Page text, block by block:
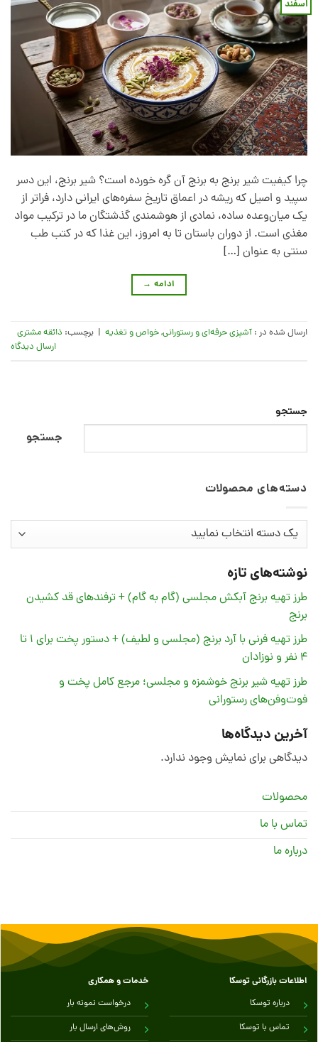
اسفند
چرا کیفیت شیر برنج به برنج آن گره خورده است؟ شیر برنج، این دسر
سپید و اصیل که ریشه در اعماق تاریخ سفره‌های ایرانی دارد، فراتر از
یک میان‌وعده ساده، نمادی از هوشمندی گذشتگان ما در ترکیب مواد
مغذی است. از دوران باستان تا به امروز، این غذا که در کتب طب
سنتی به عنوان […]
ادامه →
ارسال شده در : آشپزی حرفه‌ای و رستورانی,خواص و تغذیه | برچسب: ذائقه مشتری
ارسال دیدگاه
جستجو
جستجو
دسته‌های محصولات
نوشته‌های تازه
طرز تهیه برنج آبکش مجلسی (گام به گام) + ترفندهای قد کشیدن
برنج
طرز تهیه فرنی با آرد برنج (مجلسی و لطیف) + دستور پخت برای ۱ تا
۴ نفر و نوزادان
طرز تهیه شیر برنج خوشمزه و مجلسی؛ مرجع کامل پخت و
فوت‌وفن‌های رستورانی
آخرین دیدگاه‌ها
دیدگاهی برای نمایش وجود ندارد.
محصولات
تماس با ما
درباره ما
اطلاعات بازرگانی توسکا
درباره توسکا
تماس با توسکا
خدمات و همکاری
درخواست نمونه بار
روش‌های ارسال بار